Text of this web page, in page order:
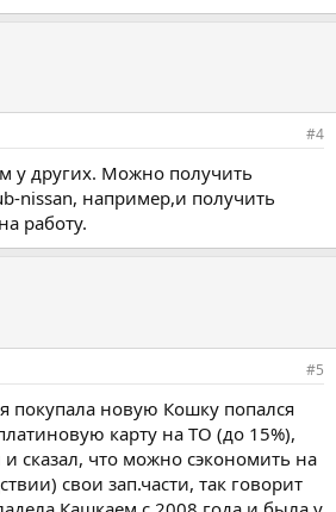
#4
у других. Можно получить
nissan, например,и получить
работу.
#5
покупала новую Кошку попался
карту на ТО (до 15%),
и сказал, что можно сэкономить на
свои зап.части, так говорит